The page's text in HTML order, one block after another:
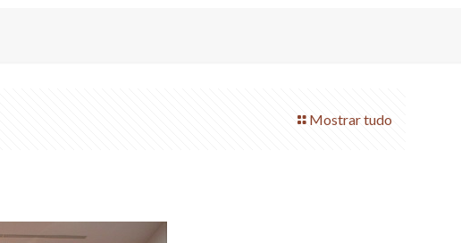
Mostrar tudo